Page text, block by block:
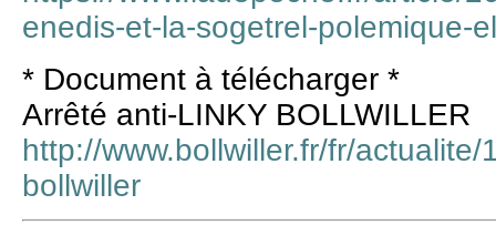
enedis-et-la-sogetrel-polemique-
* Document à télécharger *
Arrêté anti-LINKY BOLLWILLER
http://www.bollwiller.fr/fr/
bollwiller